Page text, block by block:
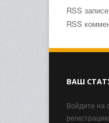
RSS
RSS
ВАШ
Войдите на
регистрацию